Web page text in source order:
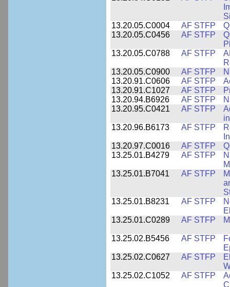
13.20.05.C0004
AF STFP
13.20.05.C0456
AF STFP
13.20.05.C0788
AF STFP
13.20.05.C0900
AF STFP
13.20.91.C0606
AF STFP
13.20.91.C1027
AF STFP
13.20.94.B6926
AF STFP
13.20.95.C0421
AF STFP
13.20.96.B6173
AF STFP
13.20.97.C0016
AF STFP
13.25.01.B4279
AF STFP
13.25.01.B7041
AF STFP
13.25.01.B8231
AF STFP
13.25.01.C0289
AF STFP
13.25.02.B5456 AF STFP
13.25.02.C0627
AF STFP
13.25.02.C1052
AF STFP